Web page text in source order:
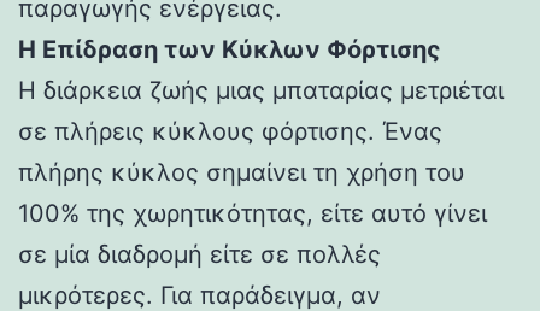
παραγωγής ενέργειας.
Η Επίδραση των Κύκλων Φόρτισης
Η διάρκεια ζωής μιας μπαταρίας μετριέται
σε πλήρεις κύκλους φόρτισης. Ένας
πλήρης κύκλος σημαίνει τη χρήση του
100% της χωρητικότητας, είτε αυτό γίνει
σε μία διαδρομή είτε σε πολλές
μικρότερες. Για παράδειγμα, αν